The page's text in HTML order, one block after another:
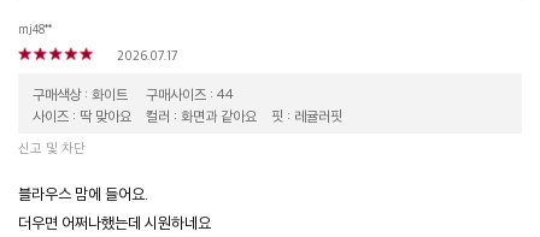
mj48**
2026.07.17
구매색상 : 화이트
구매사이즈 : 44
사이즈 : 딱 맞아요
컬러 : 화면과 같아요 핏 : 레귤러핏
신고 및 차단
블라우스 맘에 들어요.
더우면 어쩌나했는데 시원하네요